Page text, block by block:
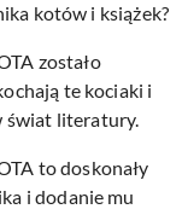
kotów i książek?
zostało
te kociaki i
świat literatury.
to doskonały
i dodanie mu